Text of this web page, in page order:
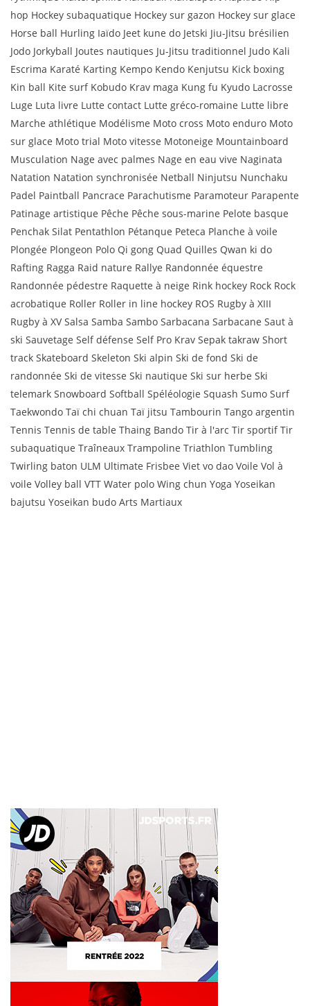
hop Hockey subaquatique Hockey sur gazon Hockey sur glace
Horse ball Hurling Iaïdo Jeet kune do Jetski Jiu-Jitsu brésilien
Jodo Jorkyball Joutes nautiques Ju-Jitsu traditionnel Judo Kali
Escrima Karaté Karting Kempo Kendo Kenjutsu Kick boxing
Kin ball Kite surf Kobudo Krav maga Kung fu Kyudo Lacrosse
Luge Luta livre Lutte contact Lutte gréco-romaine Lutte libre
Marche athlétique Modélisme Moto cross Moto enduro Moto
sur glace Moto trial Moto vitesse Motoneige Mountainboard
Musculation Nage avec palmes Nage en eau vive Naginata
Natation Natation synchronisée Netball Ninjutsu Nunchaku
Padel Paintball Pancrace Parachutisme Paramoteur Parapente
Patinage artistique Pêche Pêche sous-marine Pelote basque
Penchak Silat Pentathlon Pétanque Peteca Planche à voile
Plongée Plongeon Polo Qi gong Quad Quilles Qwan ki do
Rafting Ragga Raid nature Rallye Randonnée équestre
Randonnée pédestre Raquette à neige Rink hockey Rock Rock
acrobatique Roller Roller in line hockey ROS Rugby à XIII
Rugby à XV Salsa Samba Sambo Sarbacana Sarbacane Saut à
ski Sauvetage Self défense Self Pro Krav Sepak takraw Short
track Skateboard Skeleton Ski alpin Ski de fond Ski de
randonnée Ski de vitesse Ski nautique Ski sur herbe Ski
telemark Snowboard Softball Spéléologie Squash Sumo Surf
Taekwondo Taï chi chuan Taï jitsu Tambourin Tango argentin
Tennis Tennis de table Thaing Bando Tir à l'arc Tir sportif Tir
subaquatique Traîneaux Trampoline Triathlon Tumbling
Twirling baton ULM Ultimate Frisbee Viet vo dao Voile Vol à
voile Volley ball VTT Water polo Wing chun Yoga Yoseikan
bajutsu Yoseikan budo Arts Martiaux